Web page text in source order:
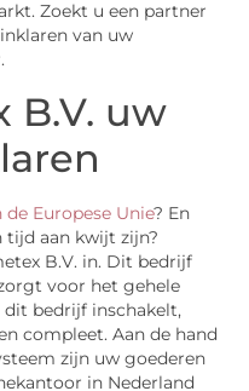
Zoekt u een partner
van uw
B.V. uw
Europese Unie? En
tijd aan kwijt zijn?
B.V. in. Dit bedrijf
voor het gehele
dit bedrijf inschakelt,
compleet. Aan de hand
zijn uw goederen
in Nederland